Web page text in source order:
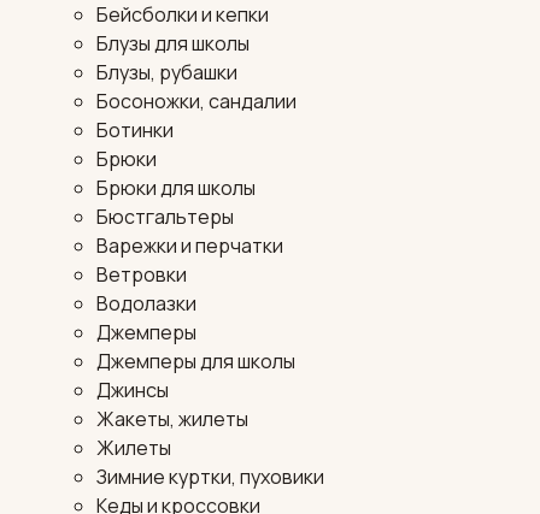
Бейсболки и кепки
Блузы для школы
Блузы, рубашки
Босоножки, сандалии
Ботинки
Брюки
Брюки для школы
Бюстгальтеры
Варежки и перчатки
Ветровки
Водолазки
Джемперы
Джемперы для школы
Джинсы
Жакеты, жилеты
Жилеты
Зимние куртки, пуховики
Кеды и кроссовки